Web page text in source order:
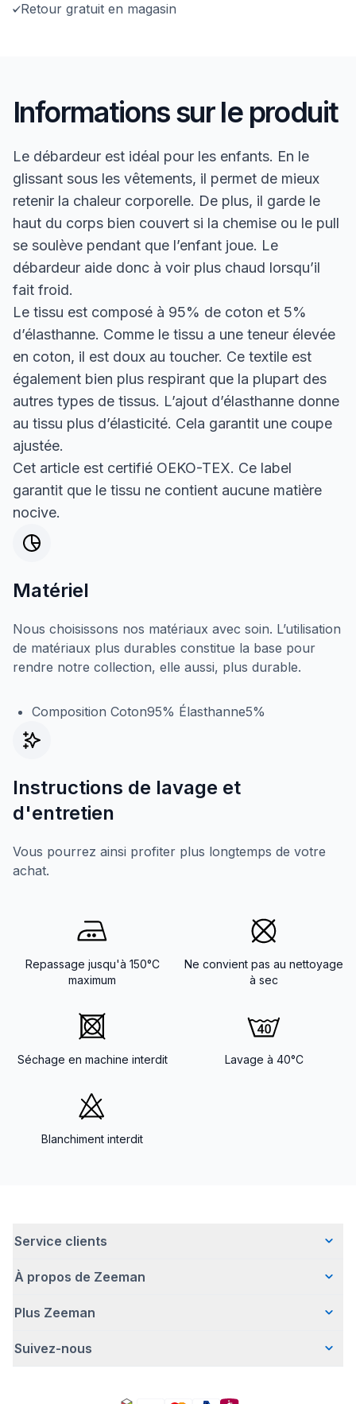
Retour gratuit en magasin
Informations sur le produit
Le débardeur est idéal pour les enfants. En le
glissant sous les vêtements, il permet de mieux
retenir la chaleur corporelle. De plus, il garde le
haut du corps bien couvert si la chemise ou le pull
se soulève pendant que l’enfant joue. Le
débardeur aide donc à voir plus chaud lorsqu’il
fait froid.
Le tissu est composé à 95% de coton et 5%
d’élasthanne. Comme le tissu a une teneur élevée
en coton, il est doux au toucher. Ce textile est
également bien plus respirant que la plupart des
autres types de tissus. L’ajout d’élasthanne donne
au tissu plus d’élasticité. Cela garantit une coupe
ajustée.
Cet article est certifié OEKO-TEX. Ce label
garantit que le tissu ne contient aucune matière
nocive.
Matériel
Nous choisissons nos matériaux avec soin. L’utilisation
de matériaux plus durables constitue la base pour
rendre notre collection, elle aussi, plus durable.
Composition Coton95% Élasthanne5%
Instructions de lavage et
d'entretien
Vous pourrez ainsi profiter plus longtemps de votre
achat.
Repassage jusqu'à 150°C
maximum
Ne convient pas au nettoyage
à sec
Séchage en machine interdit Lavage à 40°C
Blanchiment interdit
Service clients
Questions fréquentes
Livraison
Retour d'articles
À propos de Zeeman
Qui sommes-nous ?
Une entreprise responsable
Plus Zeeman
Communiqué de presse
Suivez-nous